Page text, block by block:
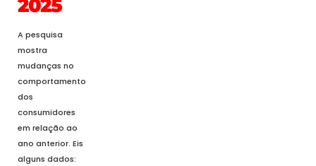
2025
A pesquisa
mostra
mudanças no
comportamento
dos
consumidores
em relação ao
ano anterior. Eis
alguns dados: